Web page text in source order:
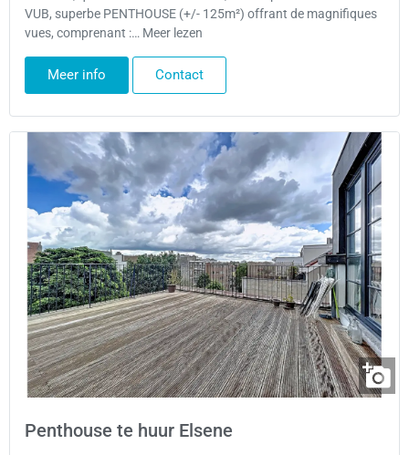
VUB, superbe PENTHOUSE (+/- 125m²) offrant de magnifiques
vues, comprenant :… Meer lezen
Meer info Contact
Penthouse te huur Elsene